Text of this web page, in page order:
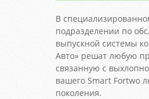
В
подразделении по
выпускной системы
Авто» решат любую
связанную с
вашего Smart Fortwo
поколения.